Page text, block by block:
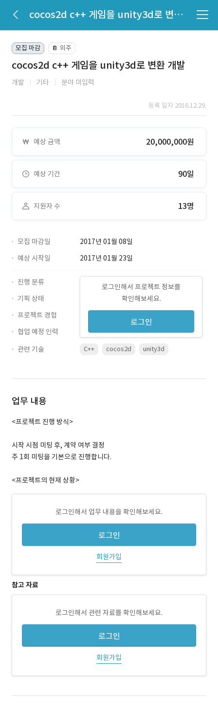
cocos2d c++ 게임을 unity3d로 변환 개발
모집 마감 📔 외주
cocos2d c++ 게임을 unity3d로 변환 개발
개발 기타 분야 미입력
등록 일자 2016.12.29.
예상 금액 20,000,000원
예상 기간 90일
지원자 수 13명
모집 마감일
2017년 01월 08일
예상 시작일
2017년 01월 23일
로그인해서 프로젝트 정보를
확인해보세요.
로그인
진행 분류
기획 상태
프로젝트 경험
협업 예정 인력
관련 기술
C++ cocos2d unity3d
업무 내용
<프로젝트 진행 방식>
시작 시점 미팅 후, 계약 여부 결정
주 1회 미팅을 기본으로 진행합니다.
<프로젝트의 현재 상황>
로그인해서 업무 내용을 확인해보세요.
로그인
회원가입
참고 자료
로그인해서 관련 자료를 확인해보세요.
로그인
회원가입